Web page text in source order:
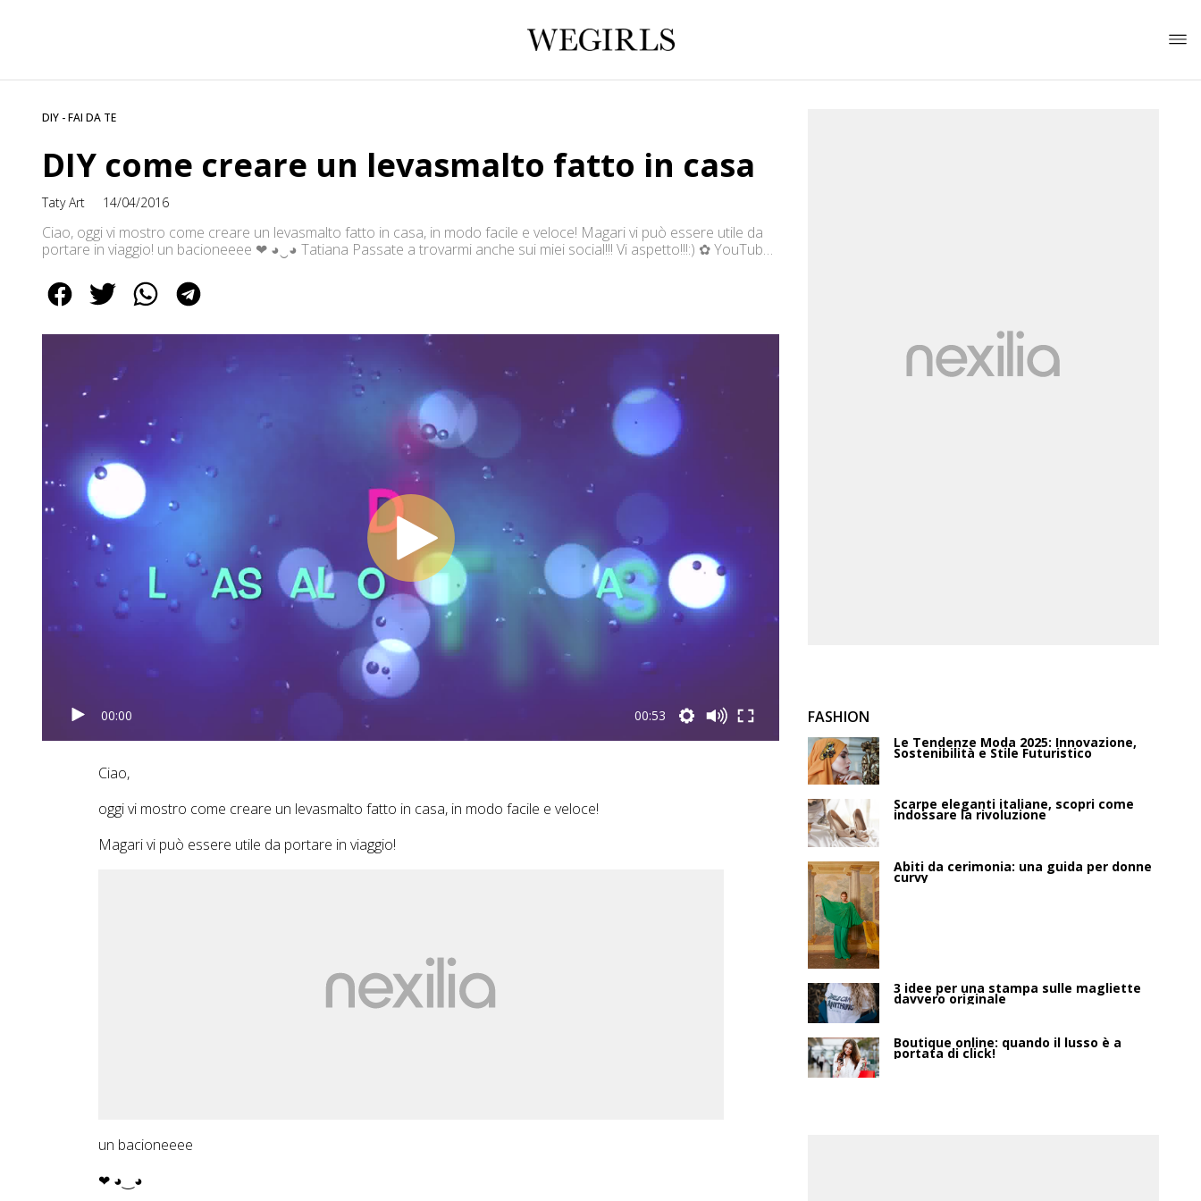
DIY - FAI DA TE
DIY come creare un levasmalto fatto in casa
Taty Art 14/04/2016
Ciao, oggi vi mostro come creare un levasmalto fatto in casa, in modo facile e veloce! Magari vi può essere utile da
portare in viaggio! un bacioneeee ❤ ◕‿◕ Tatiana Passate a trovarmi anche sui miei social!!! Vi aspetto!!!:) ✿ YouTube:
https://www.facebook.com/swirlsdesign10 ✿ Twitter: https://twitter.com/swirlsdesign Per contattarmi:
infoswirlsdesign@gmail.com SONG: […]
00:00 00:53
Ciao,
oggi vi mostro come creare un levasmalto fatto in casa, in modo facile e veloce!
Magari vi può essere utile da portare in viaggio!
un bacioneeee
❤ ◕‿◕
FASHION
Le Tendenze Moda 2025: Innovazione,
Sostenibilità e Stile Futuristico
Scarpe eleganti italiane, scopri come
indossare la rivoluzione
Abiti da cerimonia: una guida per donne
curvy
3 idee per una stampa sulle magliette
davvero originale
Boutique online: quando il lusso è a
portata di click!